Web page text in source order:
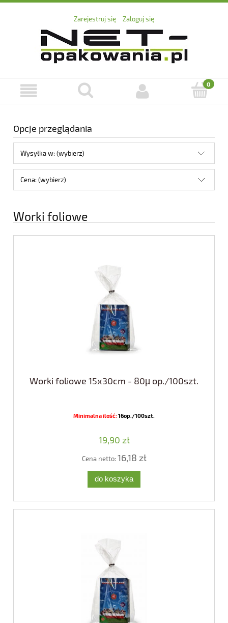
Zarejestruj się Zaloguj się
Opcje przeglądania
Wysyłka w: (wybierz)
Cena: (wybierz)
Worki foliowe
Worki foliowe 15x30cm - 80µ op./100szt.
Minimalna ilość:16op./100szt.
19,90 zł
Cena netto: 16,18 zł
do koszyka